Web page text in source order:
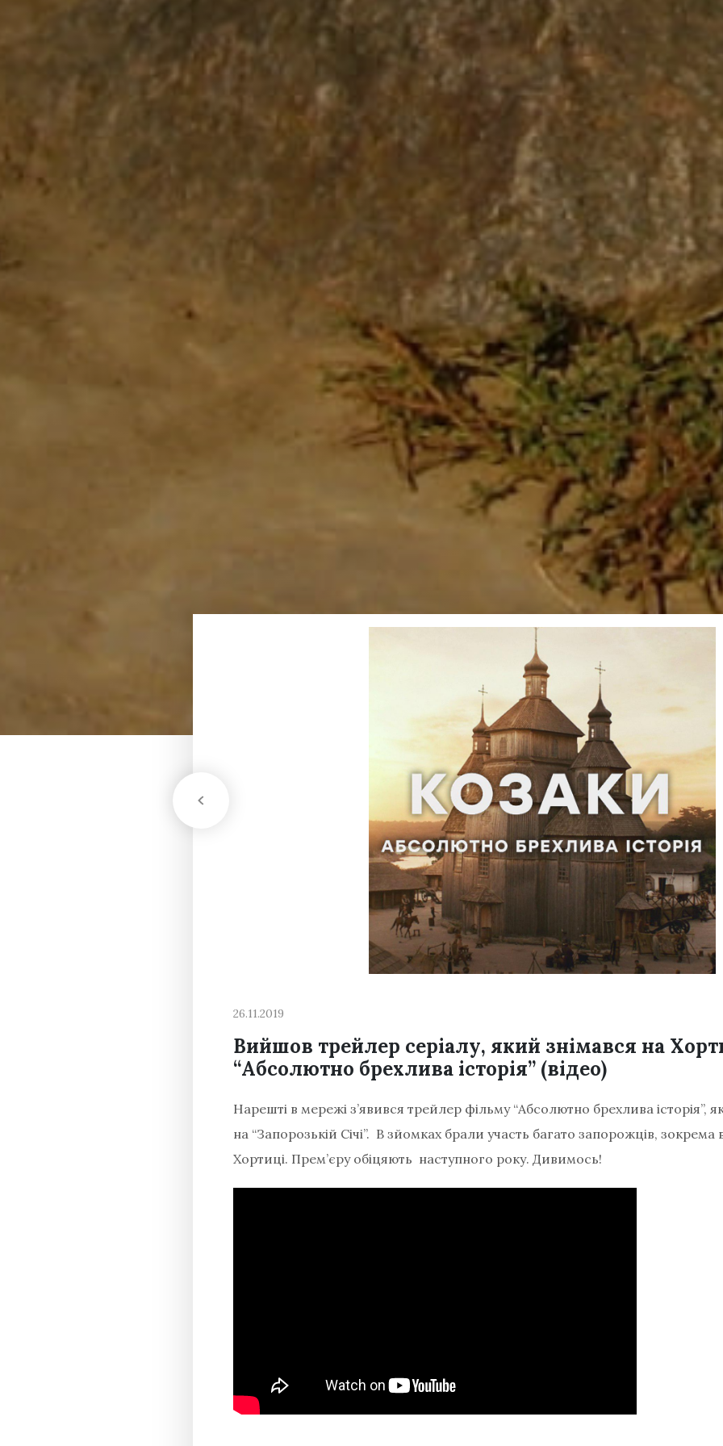
26.11.2019
Вийшов трейлер серіалу, який знімався на
“Абсолютно брехлива історія” (відео)
Нарешті в мережі з’явився трейлер фільму “Абсолютно брехлива історія”,
на “Запорозькій Cічі”. В зйомках брали участь багато запорожців, зокрема
Хортиці. Прем’єру обіцяють наступного року. Дивимось!